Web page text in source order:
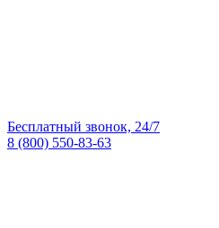
Бесплатный звонок, 24/7
8 (800) 550-83-63